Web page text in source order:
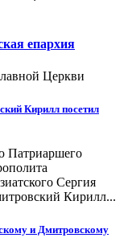
епархия
Церкви
Кирилл посетил
Патриаршего
Сергия
Кирилл...
и Дмитровскому